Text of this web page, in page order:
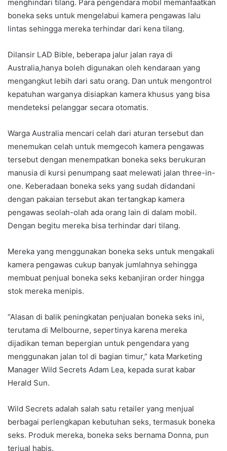
menghindari tilang. Para pengendara mobil memanfaatkan
boneka seks untuk mengelabui kamera pengawas lalu
lintas sehingga mereka terhindar dari kena tilang.
Dilansir LAD Bible, beberapa jalur jalan raya di
Australia,hanya boleh digunakan oleh kendaraan yang
mengangkut lebih dari satu orang. Dan untuk mengontrol
kepatuhan warganya disiapkan kamera khusus yang bisa
mendeteksi pelanggar secara otomatis.
Warga Australia mencari celah dari aturan tersebut dan
menemukan celah untuk memgecoh kamera pengawas
tersebut dengan menempatkan boneka seks berukuran
manusia di kursi penumpang saat melewati jalan three-in-
one. Keberadaan boneka seks yang sudah didandani
dengan pakaian tersebut akan tertangkap kamera
pengawas seolah-olah ada orang lain di dalam mobil.
Dengan begitu mereka bisa terhindar dari tilang.
Mereka yang menggunakan boneka seks untuk mengakali
kamera pengawas cukup banyak jumlahnya sehingga
membuat penjual boneka seks kebanjiran order hingga
stok mereka menipis.
“Alasan di balik peningkatan penjualan boneka seks ini,
terutama di Melbourne, sepertinya karena mereka
dijadikan teman bepergian untuk pengendara yang
menggunakan jalan tol di bagian timur,” kata Marketing
Manager Wild Secrets Adam Lea, kepada surat kabar
Herald Sun.
Wild Secrets adalah salah satu retailer yang menjual
berbagai perlengkapan kebutuhan seks, termasuk boneka
seks. Produk mereka, boneka seks bernama Donna, pun
terjual habis.